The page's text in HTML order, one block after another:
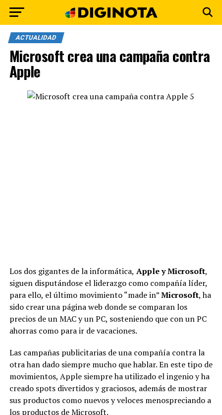
ACTUALIDAD
Microsoft crea una campaña contra
Apple
Los dos gigantes de la informática, Apple y Microsoft,
siguen disputándose el liderazgo como compañía líder,
para ello, el último movimiento “made in”Microsoft, ha
sido crear una página web donde se comparan los
precios de un MAC y un PC, sosteniendo que con un PC
ahorras como para ir de vacaciones.
Las campañas publicitarias de una compañía contra la
otra han dado siempre mucho que hablar. En este tipo de
movimientos, Apple siempre ha utilizado el ingenio y ha
creado spots divertidos y graciosos, además de mostrar
sus productos como nuevos y veloces menospreciando a
los productos de Microsoft.